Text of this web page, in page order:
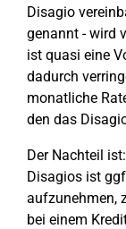
Disagio
genannt - wird
ist quasi eine
dadurch
monatliche
den das
Der Nachteil
Disagios ist
aufzunehmen,
bei einem